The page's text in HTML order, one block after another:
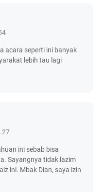
acara seperti ini banyak
lebih tau lagi
ini sebab bisa
Sayangnya tidak lazim
ini. Mbak Dian, saya izin